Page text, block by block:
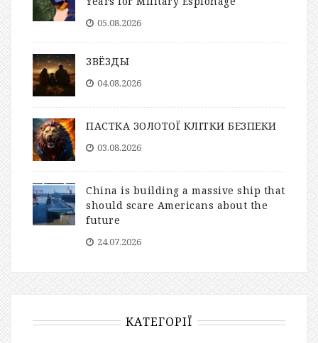
05.08.2026
ЗВЁЗДЫ
04.08.2026
ПАСТКА ЗОЛОТОЇ КЛІТКИ БЕЗПЕКИ
03.08.2026
China is building a massive ship that
should scare Americans about the
future
24.07.2026
КАТЕГОРІЇ